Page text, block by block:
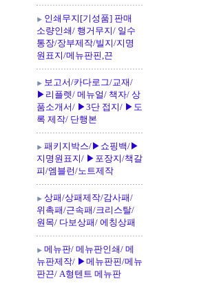
인쇄무지[기성품] 판매
소량인쇄/ 행거무지/ 일수
통장/장부제작/빌지/지명
원표지/메뉴판핀,끈
보고서/카다로그/교재/
▶리플렛/ 메뉴얼/ 책자/ 상
품소개서/ ▶3단 접지/ ▶도
록 제작/ 단행본
패키지박스/▶쇼핑백/▶
지명원표지/ ▶포장지/책갈
피/엠블런/노트제작
상패/상패제작/감사패/
위촉패/근속패/크리스탈/
원목/ 다보상패/ 에칭상패
메뉴판/ 메뉴판인쇄/ 메
뉴판제작/ ▶메뉴판핀/메뉴
판끈/ A형텐트 메뉴판